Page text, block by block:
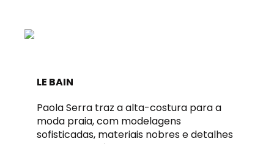
LE BAIN
Paola Serra traz a alta-costura para a
moda praia, com modelagens
sofisticadas, materiais nobres e detalhes